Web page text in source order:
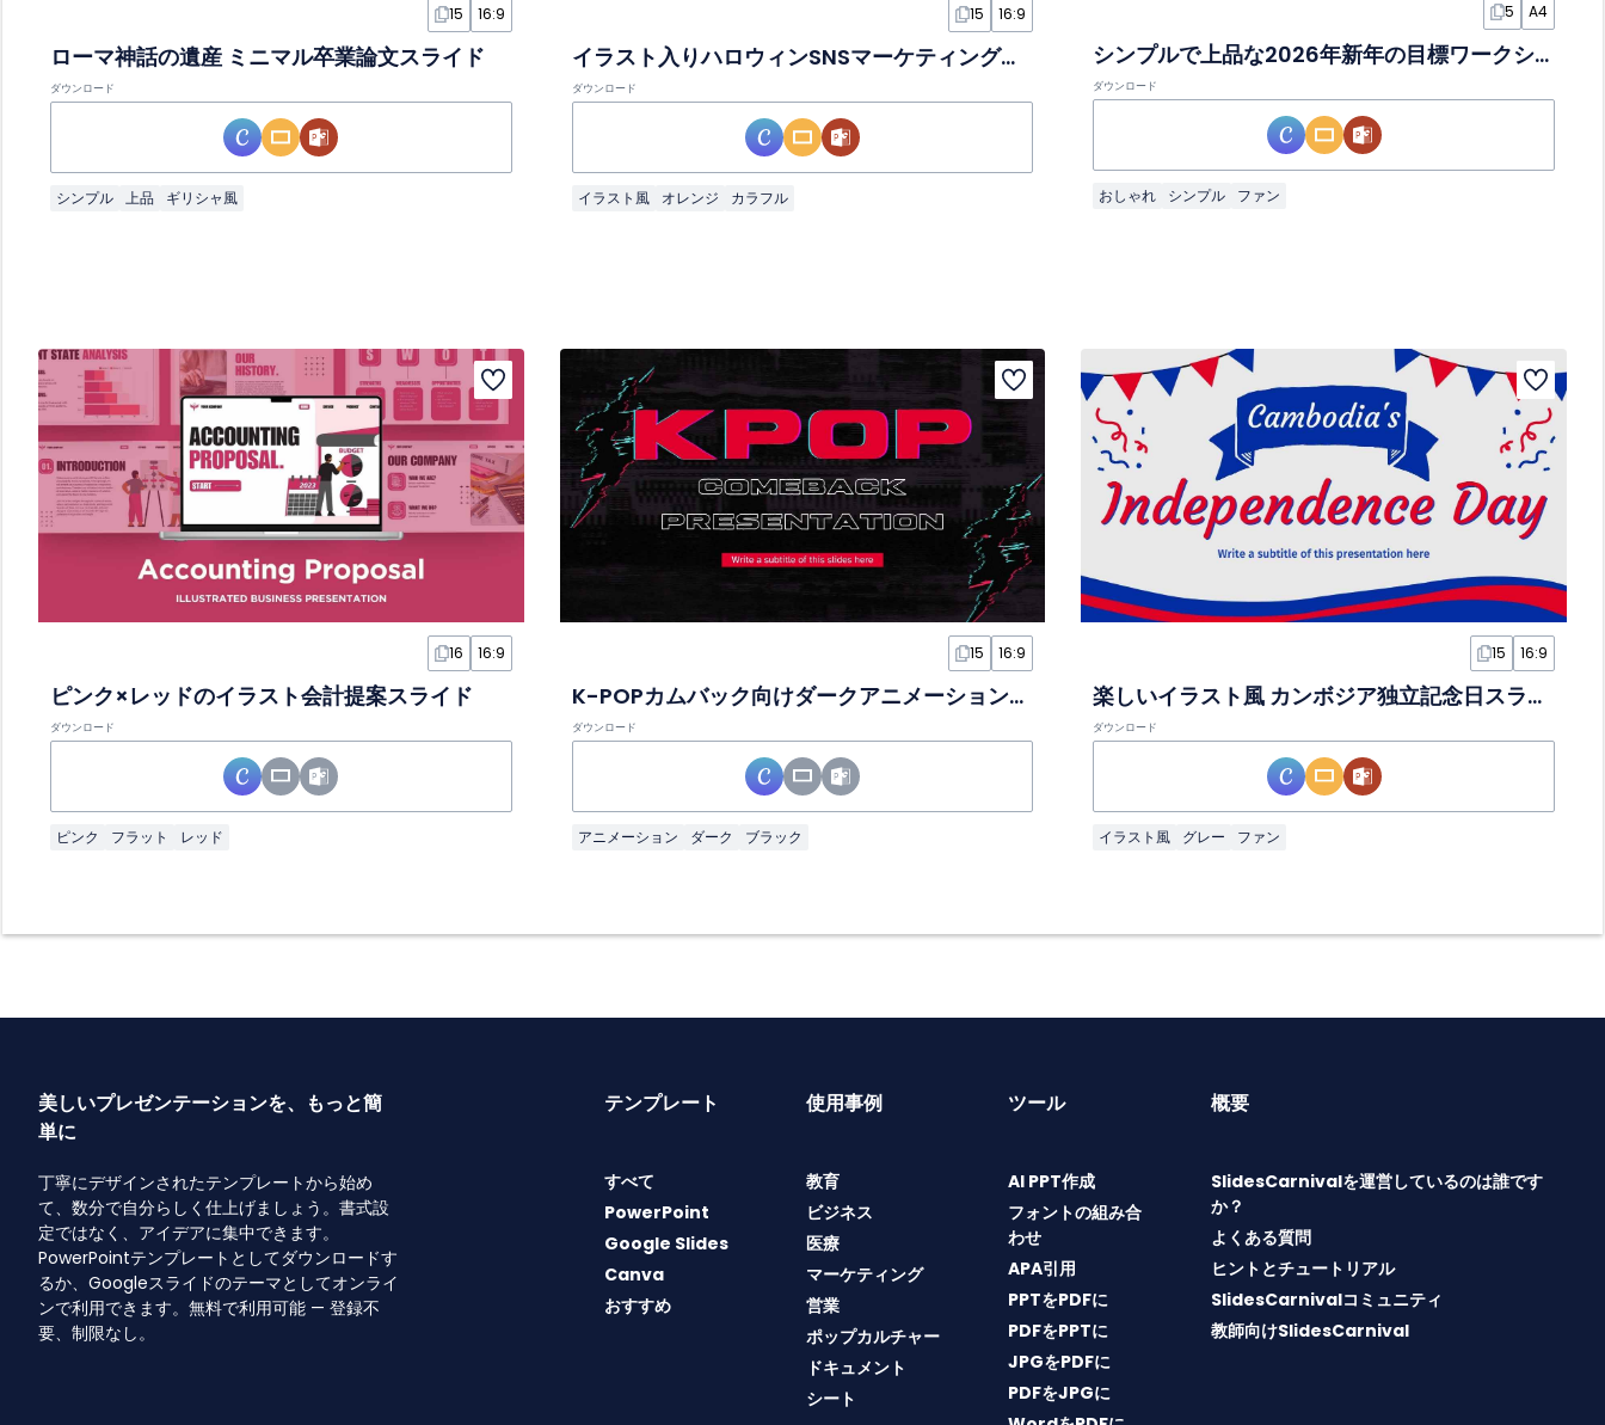
15 16:9
ローマ神話の遺産 ミニマル卒業論文スライド
ダウンロード
シンプル 上品 ギリシャ風
15 16:9
イラスト入りハロウィンSNSマーケティングスライド
ダウンロード
イラスト風 オレンジ カラフル
5 A4
シンプルで上品な2026年新年の目標ワークシート
ダウンロード
おしゃれ シンプル ファン
16 16:9
ピンク×レッドのイラスト会計提案スライド
ダウンロード
ピンク フラット レッド
15 16:9
K-POPカムバック向けダークアニメーションスライド
ダウンロード
アニメーション ダーク ブラック
15 16:9
楽しいイラスト風 カンボジア独立記念日スライド
ダウンロード
イラスト風 グレー ファン
美しいプレゼンテーションを、もっと簡
単に
丁寧にデザインされたテンプレートから始め
て、数分で自分らしく仕上げましょう。書式設
定ではなく、アイデアに集中できます。
PowerPointテンプレートとしてダウンロードす
るか、Googleスライドのテーマとしてオンライ
ンで利用できます。無料で利用可能 — 登録不
要、制限なし。
テンプレート
すべて
PowerPoint
Google Slides
Canva
おすすめ
使用事例
教育
ビジネス
医療
マーケティング
営業
ポップカルチャー
ドキュメント
シート
ツール
AI PPT作成
フォントの組み合
わせ
APA引用
PPTをPDFに
PDFをPPTに
JPGをPDFに
PDFをJPGに
概要
SlidesCarnivalを運営しているのは誰です
か？
よくある質問
ヒントとチュートリアル
SlidesCarnivalコミュニティ
教師向けSlidesCarnival